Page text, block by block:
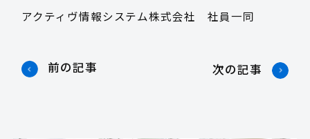
0985-29-5376
アクティヴ情報システム株式会社 社員一同
前の記事 次の記事